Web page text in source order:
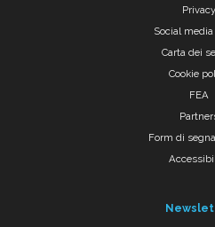
Privacy
Social
Carta dei
Cookie
FEA
Form di